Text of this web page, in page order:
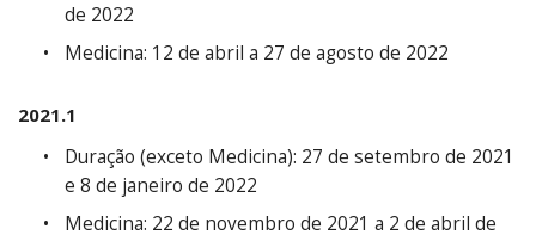
de 2022
Medicina: 12 de abril a 27 de agosto de 2022
2021.1
Duração (exceto Medicina): 27 de setembro de 2021
e 8 de janeiro de 2022
Medicina: 22 de novembro de 2021 a 2 de abril de